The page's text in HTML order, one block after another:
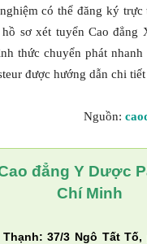
có thể đăng ký trực
sơ xét tuyển Cao đẳng
thức chuyển phát
được hướng dẫn chi
Nguồn:
đẳng Y Dược
Chí Minh
37/3 Ngô Tất